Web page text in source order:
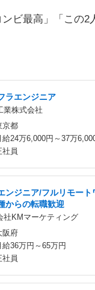
ビ最高」「この2
ラエンジニア
業株式会社
京都
給24万6,000円～37万
社員
ンジニア/フルリモー
からの転職歓迎
社KMマーケティング
阪府
給36万円～65万円
社員